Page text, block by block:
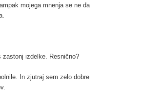
mojega mnenja se ne da
izdelke. Resnično?
In zjutraj sem zelo dobre